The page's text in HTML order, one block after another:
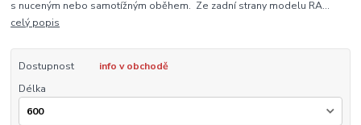
s nuceným nebo samotížným oběhem. Ze zadní strany modelu RA...
celý popis
Dostupnost
info v obchodě
Délka